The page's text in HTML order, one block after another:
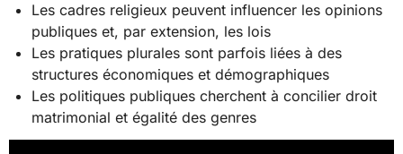
Les cadres religieux peuvent influencer les opinions
publiques et, par extension, les lois
Les pratiques plurales sont parfois liées à des
structures économiques et démographiques
Les politiques publiques cherchent à concilier droit
matrimonial et égalité des genres